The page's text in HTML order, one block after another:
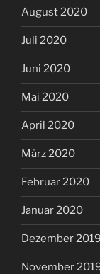
August 2020
Juli 2020
Juni 2020
Mai 2020
April 2020
März 2020
Februar 2020
Januar 2020
Dezember 2019
November